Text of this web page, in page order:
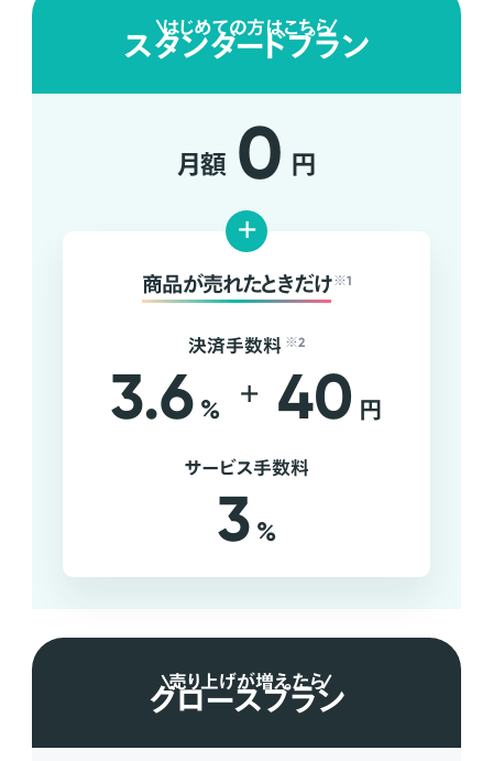
はじめての方はこちら
スタンダードプラン
月額 0 円
+
商品が売れたときだけ ※1
決済手数料 ※2
3.6 % + 40 円
サービス手数料
3 %
売り上げが増えたら
グロースプラン